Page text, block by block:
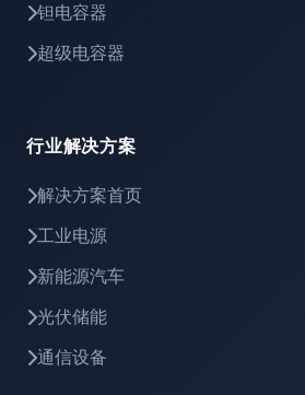
钽电容器
超级电容器
行业解决方案
解决方案首页
工业电源
新能源汽车
光伏储能
通信设备